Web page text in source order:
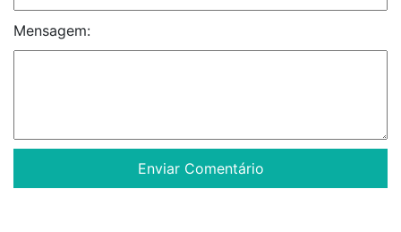
Mensagem: